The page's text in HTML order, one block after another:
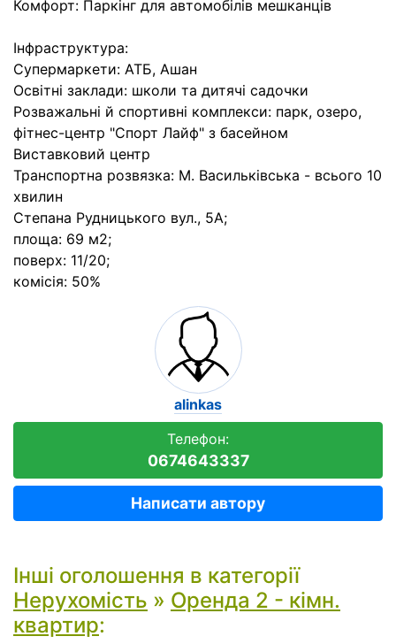
Комфорт: Паркінг для автомобілів мешканців
Інфраструктура:
Супермаркети: АТБ, Ашан
Освітні заклади: школи та дитячі садочки
Розважальні й спортивні комплекси: парк, озеро,
фітнес-центр "Спорт Лайф" з басейном
Виставковий центр
Транспортна розвязка: М. Васильківська - всього 10
хвилин
Степана Рудницького вул., 5А;
площа: 69 м2;
поверх: 11/20;
комісія: 50%
alinkas
Телефон:
0674643337
Написати автору
Інші оголошення в категорії
Нерухомість » Оренда 2 - кімн.
квартир: